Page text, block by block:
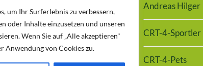
um Ihr Surferlebnis zu verbessern,
oder Inhalte einzusetzen und unseren
Wenn Sie auf „Alle akzeptieren"
Anwendung von Cookies zu.
München – Laim
schmerzfrei-muenchen.de
Andreas Hilger
CRT-4-Sportler
CRT-4-Pets